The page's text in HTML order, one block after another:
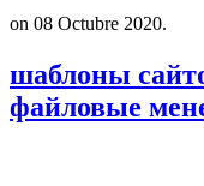
on 08 Octubre 2020.
шаблоны
файловые